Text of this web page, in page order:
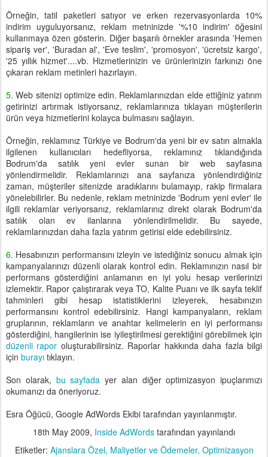
Örneğin, tatil paketleri satıyor ve erken rezervasyonlarda 10%
indirim uyguluyorsanız, reklam metninizde '%10 indirim' öğesini
kullanmaya özen gösterin. Diğer başarılı örnekler arasında 'Hemen
sipariş ver', 'Buradan al', 'Eve teslim', 'promosyon', 'ücretsiz kargo',
'25 yıllık hizmet'....vb. Hizmetlerinizin ve ürünlerinizin farkınızı öne
çıkaran reklam metinleri hazırlayın.
5.Web sitenizi optimize edin. Reklamlarınızdan elde ettiğiniz yatırım
getirinizi artırmak istiyorsanız, reklamlarınıza tıklayan müşterilerin
ürün veya hizmetlerini kolayca bulmasını sağlayın.
Örneğin, reklamınız Türkiye ve Bodrum'da yeni bir ev satın almakla
ilgilenen kullanıcıları hedefliyorsa, reklamınız tıklandığında
Bodrum'da satılık yeni evler sunan bir web sayfasına
yönlendirmelidir. Reklamlarınızı ana sayfanıza yönlendirdiğiniz
zaman, müşteriler sitenizde aradıklarını bulamayıp, rakip firmalara
yönelebilirler. Bu nedenle, reklam metninizde 'Bodrum yeni evler' ile
ilgili reklamlar veriyorsanız, reklamlarınız direkt olarak Bodrum'da
satılık olan ev ilanlarına yönlendirilmelidir. Bu sayede,
reklamlarınızdan daha fazla yatırım getirisi elde edebilirsiniz.
6. Hesabınızın performansını izleyin ve istediğiniz sonucu almak için
kampanyalarınızı düzenli olarak kontrol edin. Reklamınızın nasıl bir
performans gösterdiğini anlamanın en iyi yolu hesap verilerinizi
izlemektir. Rapor çalıştırarak veya TO, Kalite Puanı ve ilk sayfa teklif
tahminleri gibi hesap istatistiklerini izleyerek, hesabınızın
performansını kontrol edebilirsiniz. Hangi kampanyaların, reklam
gruplarının, reklamların ve anahtar kelimelerin en iyi performansı
gösterdiğini, hangilerinin ise iyileştirilmesi gerektiğini görebilmek için
düzenli rapor oluşturabilirsiniz. Raporlar hakkında daha fazla bilgi
için burayı tıklayın.
Son olarak, bu sayfada yer alan diğer optimizasyon ipuçlarımızı
okumanızı da öneriyoruz.
Esra Öğücü, Google AdWords Ekibi tarafından yayınlanmıştır.
18th May 2009, Inside AdWords tarafından yayınlandı
Etiketler: Ajanslara Özel Maliyetler ve Ödemeler Optimizasyon